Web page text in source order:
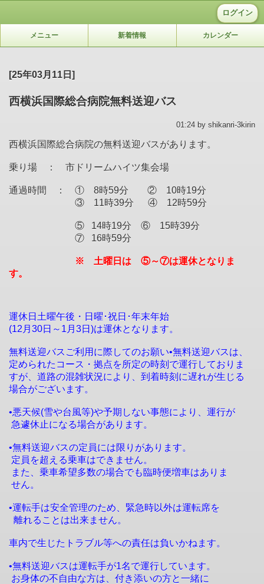
ログイン
メニュー 新着情報 カレンダー
[25年03月11日]
西横浜国際総合病院無料送迎バス
01:24 by shikanri-3kirin
西横浜国際総合病院の無料送迎バスがあります。
乗り場 ： 市ドリームハイツ集会場
通過時間 ： ① 8時59分 ② 10時19分
③ 11時39分 ④ 12時59分
⑤ 14時19分 ⑥ 15時39分
⑦ 16時59分
※ 土曜日は ⑤～⑦は運休となりま
す。
運休日土曜午後・日曜･祝日･年末年始
(12月30日～1月3日)は運休となります。
無料送迎バスご利用に際してのお願い•無料送迎バスは、
定められたコース・拠点を所定の時刻で運行しておりま
すが、道路の混雑状況により、到着時刻に遅れが生じる
場合がございます。
•悪天候(雪や台風等)や予期しない事態により、運行が
急遽休止になる場合があります。
•無料送迎バスの定員には限りがあります。
定員を超える乗車はできません。
また、乗車希望多数の場合でも臨時便増車はありま
せん。
•運転手は安全管理のため、緊急時以外は運転席を
離れることは出来ません。
車内で生じたトラブル等への責任は負いかねます。
•無料送迎バスは運転手が1名で運行しています。
お身体の不自由な方は、付き添いの方と一緒に